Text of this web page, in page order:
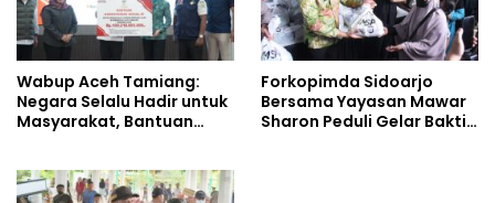
Wabup Aceh Tamiang:
Negara Selalu Hadir untuk
Masyarakat, Bantuan
Forkopimda Sidoarjo
Bersama Yayasan Mawar
Sharon Peduli Gelar Bakti